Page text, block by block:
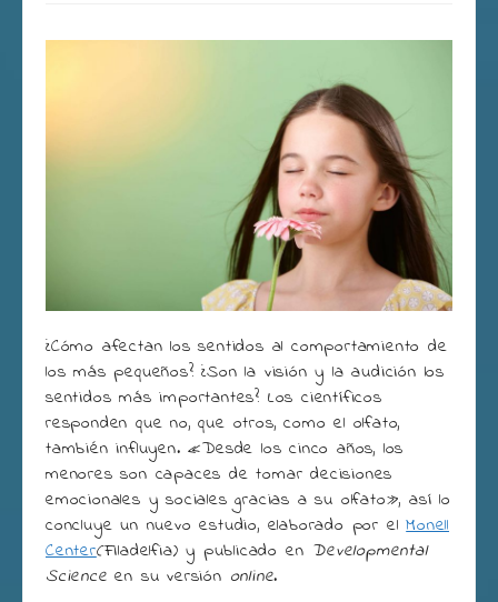
¿Cómo afectan los sentidos al comportamiento de
los más pequeños? ¿Son la visión y la audición los
sentidos más importantes? Los científicos
responden que no, que otros, como el olfato,
también influyen. «Desde los cinco años, los
menores son capaces de tomar decisiones
emocionales y sociales gracias a su olfato», así lo
concluye un nuevo estudio, elaborado por elMonell
Center(Filadelfia) y publicado en Developmental
Science en su versión online.